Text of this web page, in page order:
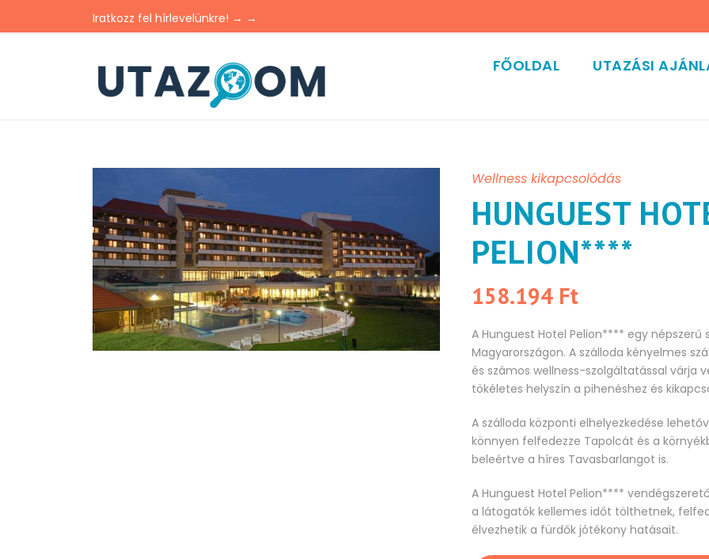
Iratkozz fel hírlevelünkre! → →
FŐOLDAL UTAZÁSI
Wellness kikapcsolódás
HUNGUEST
PELION****
158.194 Ft
A Hunguest Hotel Pelion**** egy népszerű
Magyarországon. A szálloda kényelmes
és számos wellness-szolgáltatással várja
tökéletes helyszín a pihenéshez és
A szálloda központi elhelyezkedése
könnyen felfedezze Tapolcát és a
beleértve a híres Tavasbarlangot is.
A Hunguest Hotel Pelion****
a látogatók kellemes időt tölthetnek,
élvezhetik a fürdők jótékony hatásait.